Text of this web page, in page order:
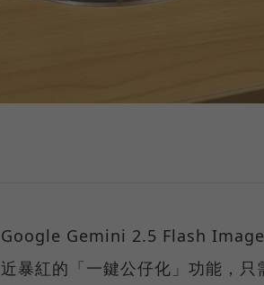
Google Gemini 2.5 Flash Image
近暴紅的「一鍵公仔化」功能，